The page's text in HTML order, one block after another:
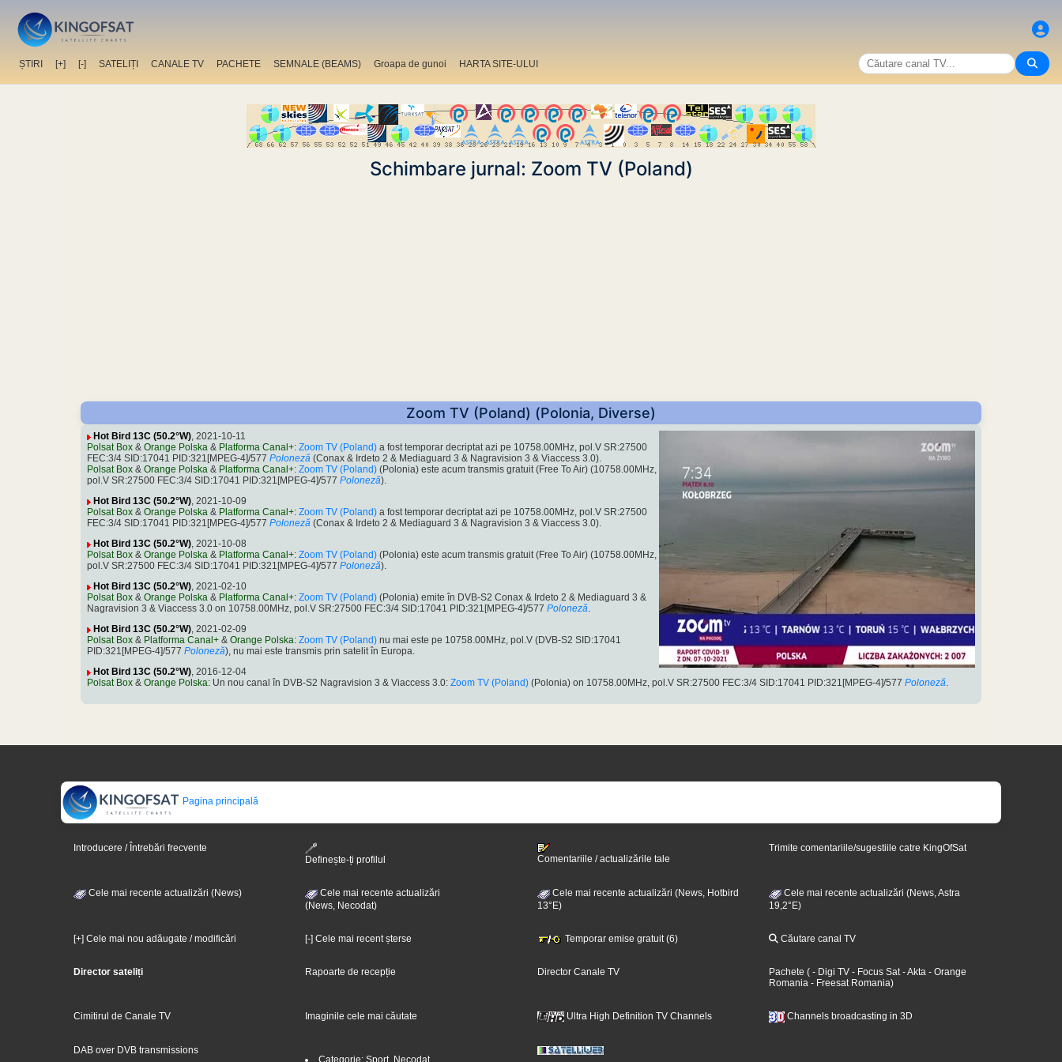
ȘTIRI [+] [-] SATELIȚI CANALE TV PACHETE SEMNALE (BEAMS) Groapa de gunoi HARTA SITE-ULUI
Schimbare jurnal: Zoom TV (Poland)
Zoom TV (Poland) (Polonia, Diverse)
Hot Bird 13C (50.2°W), 2021-10-11
Polsat Box & Orange Polska & Platforma Canal+: Zoom TV (Poland) a fost temporar decriptat azi pe 10758.00MHz, pol.V SR:27500
FEC:3/4 SID:17041 PID:321[MPEG-4]/577 Poloneză (Conax & Irdeto 2 & Mediaguard 3 & Nagravision 3 & Viaccess 3.0).
Polsat Box & Orange Polska & Platforma Canal+: Zoom TV (Poland) (Polonia) este acum transmis gratuit (Free To Air) (10758.00MHz,
pol.V SR:27500 FEC:3/4 SID:17041 PID:321[MPEG-4]/577 Poloneză).
Hot Bird 13C (50.2°W), 2021-10-09
Polsat Box & Orange Polska & Platforma Canal+: Zoom TV (Poland) a fost temporar decriptat azi pe 10758.00MHz, pol.V SR:27500
FEC:3/4 SID:17041 PID:321[MPEG-4]/577 Poloneză (Conax & Irdeto 2 & Mediaguard 3 & Nagravision 3 & Viaccess 3.0).
Hot Bird 13C (50.2°W), 2021-10-08
Polsat Box & Orange Polska & Platforma Canal+: Zoom TV (Poland) (Polonia) este acum transmis gratuit (Free To Air) (10758.00MHz,
pol.V SR:27500 FEC:3/4 SID:17041 PID:321[MPEG-4]/577 Poloneză).
Hot Bird 13C (50.2°W), 2021-02-10
Polsat Box & Orange Polska & Platforma Canal+: Zoom TV (Poland) (Polonia) emite în DVB-S2 Conax & Irdeto 2 & Mediaguard 3 &
Nagravision 3 & Viaccess 3.0 on 10758.00MHz, pol.V SR:27500 FEC:3/4 SID:17041 PID:321[MPEG-4]/577 Poloneză.
Hot Bird 13C (50.2°W), 2021-02-09
Polsat Box & Platforma Canal+ & Orange Polska: Zoom TV (Poland) nu mai este pe 10758.00MHz, pol.V (DVB-S2 SID:17041
PID:321[MPEG-4]/577 Poloneză), nu mai este transmis prin satelit în Europa.
Hot Bird 13C (50.2°W), 2016-12-04
Polsat Box & Orange Polska: Un nou canal în DVB-S2 Nagravision 3 & Viaccess 3.0: Zoom TV (Poland) (Polonia) on 10758.00MHz, pol.V SR:27500 FEC:3/4 SID:17041 PID:321[MPEG-4]/577 Poloneză.
Pagina principală
Introducere / Întrebări frecvente
Definește-ți profilul
Comentariile / actualizările tale
Trimite comentariile/sugestiile catre KingOfSat
Cele mai recente actualizări (News)
Cele mai recente actualizări
(News, Necodat)
Cele mai recente actualizări (News, Hotbird
13°E)
Cele mai recente actualizări (News, Astra
19,2°E)
[+] Cele mai nou adăugate / modificări [-] Cele mai recent șterse Temporar emise gratuit (6) Căutare canal TV
Director sateliți Rapoarte de recepție Director Canale TV Pachete (- Digi TV - Focus Sat- Akta - Orange
Romania - Freesat Romania)
Cimitirul de Canale TV Imaginile cele mai căutate Ultra High Definition TV Channels Channels broadcasting in 3D
DAB over DVB transmissions
Categorie: Sport, Necodat